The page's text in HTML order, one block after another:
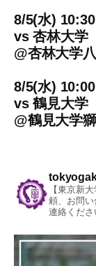
8/5(水)
vs杏林大学
@杏林大学
8/5(水)
vs鶴見大学
@鶴見大学
【東京新
頼、お問い
連絡くださ